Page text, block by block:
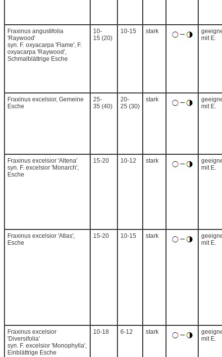
Fraxinus angustifolia
'Raywood'
syn. F. oxyacarpa 'Flame', F.
oxyacarpa 'Raywood',
Schmalblättrige Esche
10-
15 (20)
10-15 stark
mit E.
Fraxinus excelsior, Gemeine
Esche
25-
35 (40)
20-
25 (30)
stark
mit E.
Fraxinus excelsior 'Altena'
syn. F. excelsior 'Monarch',
Esche
15-20 10-12 stark
mit E.
Fraxinus excelsior 'Atlas',
Esche
15-20 10-15 stark
mit E.
Fraxinus excelsior
'Diversifolia'
syn. F. excelsior 'Monophylla',
Einblättrige Esche
10-18 6-12 stark
mit E.